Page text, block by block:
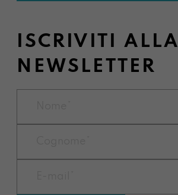
ISCRIVITI ALLA
NEWSLETTER